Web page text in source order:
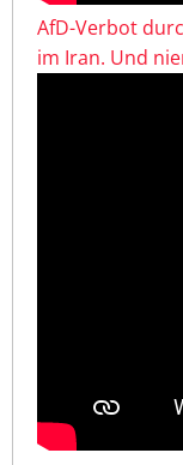
AfD-Verbot
im Iran. Und